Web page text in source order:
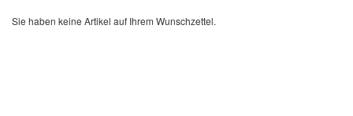
Sie haben keine Artikel auf Ihrem Wunschzettel.